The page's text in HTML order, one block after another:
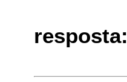
resposta: